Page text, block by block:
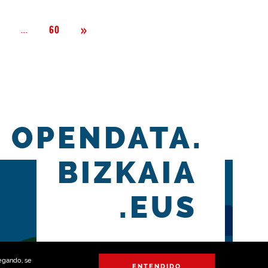
se
... 60 »
OPENDATA.
BIZKAIA
.EUS